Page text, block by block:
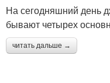
На сегодняшний день
бывают четырех
читать дальше →